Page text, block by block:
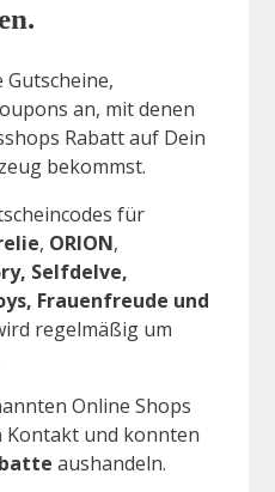
an, mit denen
Rabatt auf Dein
bekommst.
für
, ORION,
, Selfdelve,
Frauenfreude und
regelmäßig um
Online Shops
und konnten
aushandeln.